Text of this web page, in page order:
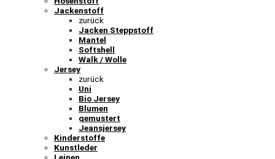
Jackenstoff
zurück
Jacken Steppstoff
Mantel
Softshell
Walk / Wolle
Jersey
zurück
Uni
Bio Jersey
Blumen
gemustert
Jeansjersey
Kinderstoffe
Kunstleder
Leinen